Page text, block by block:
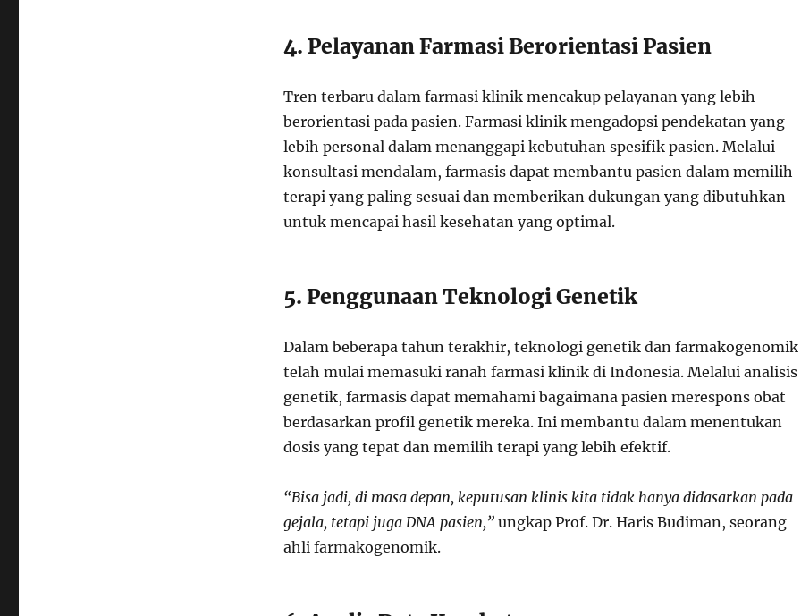
4. Pelayanan Farmasi Berorientasi Pasien
Tren terbaru dalam farmasi klinik mencakup pelayanan yang lebih
berorientasi pada pasien. Farmasi klinik mengadopsi pendekatan yang
lebih personal dalam menanggapi kebutuhan spesifik pasien. Melalui
konsultasi mendalam, farmasis dapat membantu pasien dalam memilih
terapi yang paling sesuai dan memberikan dukungan yang dibutuhkan
untuk mencapai hasil kesehatan yang optimal.
5. Penggunaan Teknologi Genetik
Dalam beberapa tahun terakhir, teknologi genetik dan farmakogenomik
telah mulai memasuki ranah farmasi klinik di Indonesia. Melalui analisis
genetik, farmasis dapat memahami bagaimana pasien merespons obat
berdasarkan profil genetik mereka. Ini membantu dalam menentukan
dosis yang tepat dan memilih terapi yang lebih efektif.
“Bisa jadi, di masa depan, keputusan klinis kita tidak hanya didasarkan pada
gejala, tetapi juga DNA pasien,”ungkap Prof. Dr. Haris Budiman, seorang
ahli farmakogenomik.